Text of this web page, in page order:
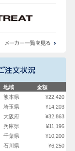
地域
金額
熊本県
¥22,420
埼玉県
¥14,203
大阪府
¥32,863
兵庫県
¥11,196
千葉県
¥10,200
石川県
¥6,250